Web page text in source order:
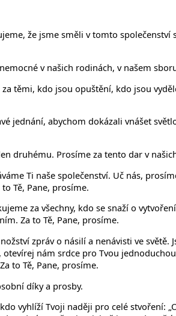
že jsme směli v tomto
v našich rodinách, v našem
za těmi, kdo jsou opuštění, kdo jsou
jednání, abychom dokázali vnášet
druhému. Prosíme za tento dar v
Ti naše společenství. Uč nás,
Tě, Pane, prosíme.
za všechny, kdo se snaží o
Za to Tě, Pane, prosíme.
zpráv o násilí a nenávisti ve
nám srdce pro Tvou
to Tě, Pane, prosíme.
díky a prosby.
vyhlíží Tvoji naději pro celé stvoření: